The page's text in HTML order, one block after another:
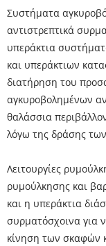
Συστήματα
αντιστρεπτικά
υπεράκτια
και υπεράκτιων
διατήρηση του
αγκυροβολημένων
θαλάσσια
λόγω της δράσης
Λειτουργίες
ρυμούλκησης και
και η υπεράκτια
συρματόσχοινα για
κίνηση των σκαφών